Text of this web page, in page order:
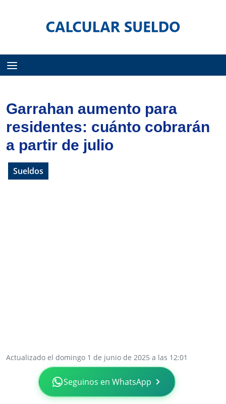
Garrahan aumento para
residentes: cuánto cobrarán
a partir de julio
Sueldos
Actualizado el domingo 1 de junio de 2025 a las 12:01
Seguinos en WhatsApp